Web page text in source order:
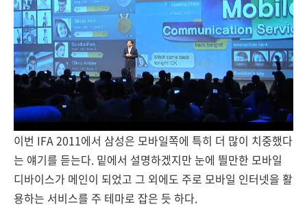
이번 IFA 2011에서 삼성은 모바일쪽에 특히 더 많이 치중했다
는 얘기를 듣는다. 밑에서 설명하겠지만 눈에 띌만한 모바일
디바이스가 메인이 되었고 그 외에도 주로 모바일 인터넷을 활
용하는 서비스를 주 테마로 잡은 듯 하다.